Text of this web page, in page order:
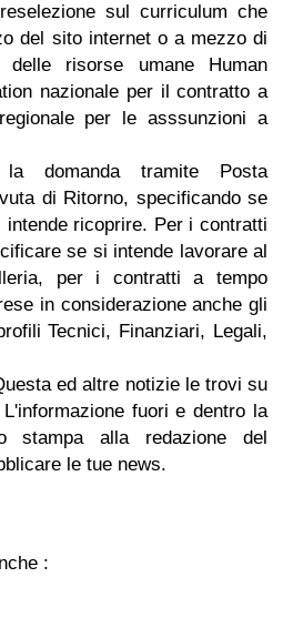
sul curriculum che
del sito internet o a mezzo di
delle risorse umane Human
nazionale per il contratto a
per le asssunzioni a
domanda tramite Posta
di Ritorno, specificando se
ricoprire. Per i contratti
se si intende lavorare al
per i contratti a tempo
in considerazione anche gli
Tecnici, Finanziari, Legali,
ed altre notizie le trovi su
fuori e dentro la
stampa alla redazione del
le tue news.
: